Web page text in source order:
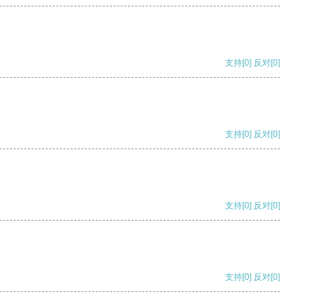
支持[0] 反对[0]
支持[0] 反对[0]
支持[0] 反对[0]
支持[0] 反对[0]